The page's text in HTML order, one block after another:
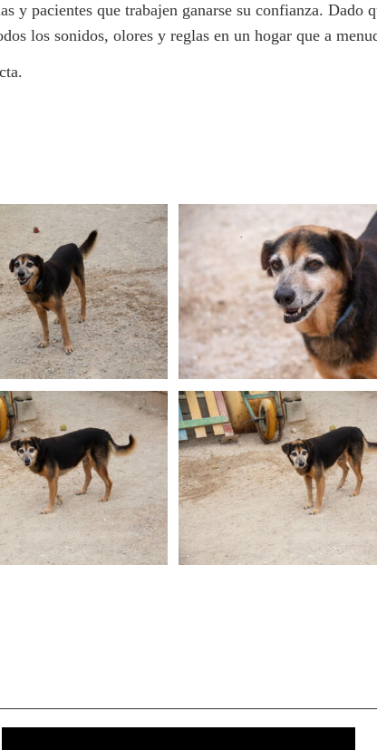
y pacientes que trabajen ganarse su confianza. Dado
los sonidos, olores y reglas en un hogar que a